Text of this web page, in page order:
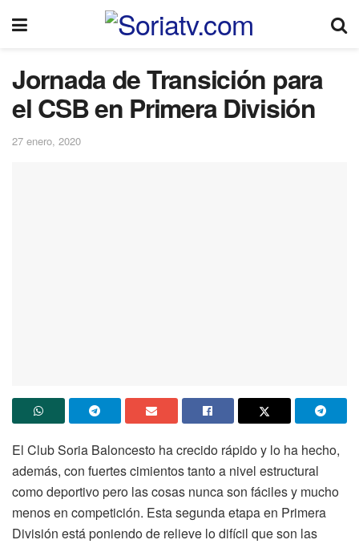
Jornada de Transición para
el CSB en Primera División
27 enero, 2020
El Club Soria Baloncesto ha crecido rápido y lo ha hecho,
además, con fuertes cimientos tanto a nivel estructural
como deportivo pero las cosas nunca son fáciles y mucho
menos en competición. Esta segunda etapa en Primera
División está poniendo de relieve lo difícil que son las